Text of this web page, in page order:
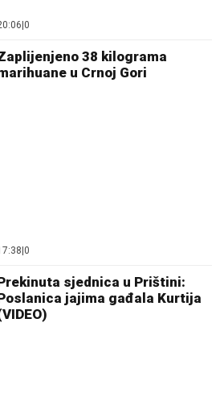
|0
38 kilograma
u Crnoj Gori
|0
sjednica u Prištini:
jajima gađala Kurtija